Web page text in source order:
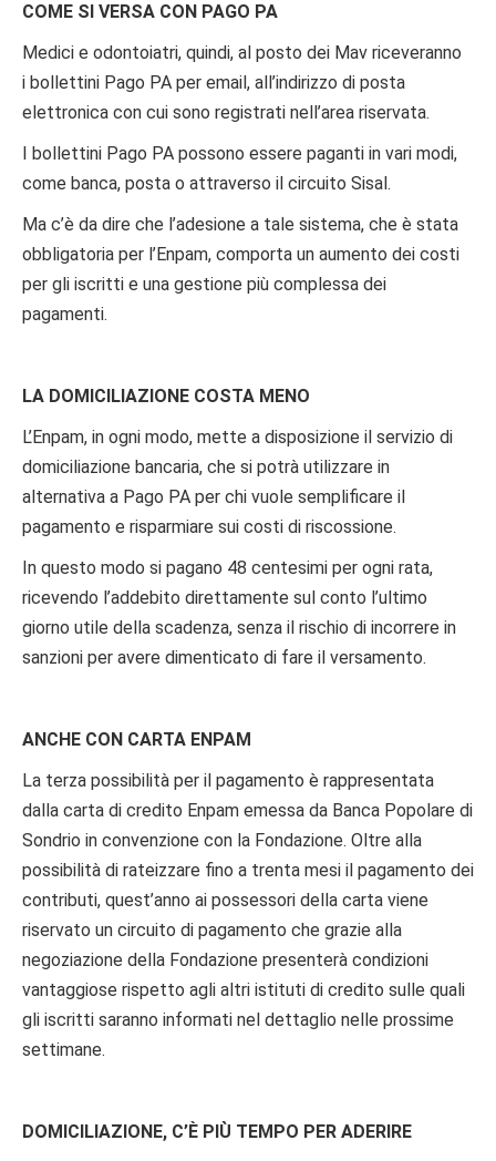
COME SI VERSA CON PAGO PA
Medici e odontoiatri, quindi, al posto dei Mav riceveranno
i bollettini Pago PA per email, all’indirizzo di posta
elettronica con cui sono registrati nell’area riservata.
I bollettini Pago PA possono essere paganti in vari modi,
come banca, posta o attraverso il circuito Sisal.
Ma c’è da dire che l’adesione a tale sistema, che è stata
obbligatoria per l’Enpam, comporta un aumento dei costi
per gli iscritti e una gestione più complessa dei
pagamenti.
LA DOMICILIAZIONE COSTA MENO
L’Enpam, in ogni modo, mette a disposizione il servizio di
domiciliazione bancaria, che si potrà utilizzare in
alternativa a Pago PA per chi vuole semplificare il
pagamento e risparmiare sui costi di riscossione.
In questo modo si pagano 48 centesimi per ogni rata,
ricevendo l’addebito direttamente sul conto l’ultimo
giorno utile della scadenza, senza il rischio di incorrere in
sanzioni per avere dimenticato di fare il versamento.
ANCHE CON CARTA ENPAM
La terza possibilità per il pagamento è rappresentata
dalla carta di credito Enpam emessa da Banca Popolare di
Sondrio in convenzione con la Fondazione. Oltre alla
possibilità di rateizzare fino a trenta mesi il pagamento dei
contributi, quest’anno ai possessori della carta viene
riservato un circuito di pagamento che grazie alla
negoziazione della Fondazione presenterà condizioni
vantaggiose rispetto agli altri istituti di credito sulle quali
gli iscritti saranno informati nel dettaglio nelle prossime
settimane.
DOMICILIAZIONE, C’È PIÙ TEMPO PER ADERIRE